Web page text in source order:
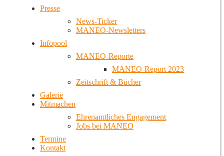
Presse
News-Ticker
MANEO-Newsletters
Infopool
MANEO-Reporte
MANEO-Report 2023
Zeitschrift & Bücher
Galerie
Mitmachen
Ehrenamtliches Engagement
Jobs bei MANEO
Termine
Kontakt